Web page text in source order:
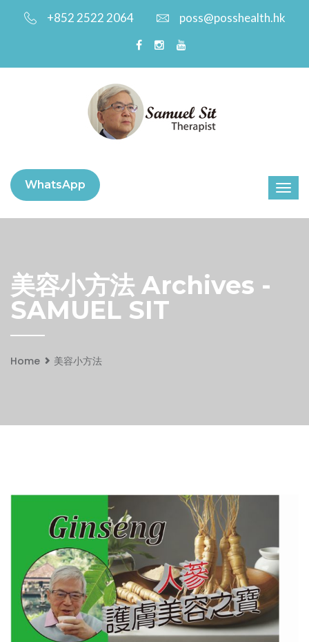
+852 2522 2064 poss@posshealth.hk
WhatsApp
美容小方法 Archives -
SAMUEL SIT
Home 美容小方法